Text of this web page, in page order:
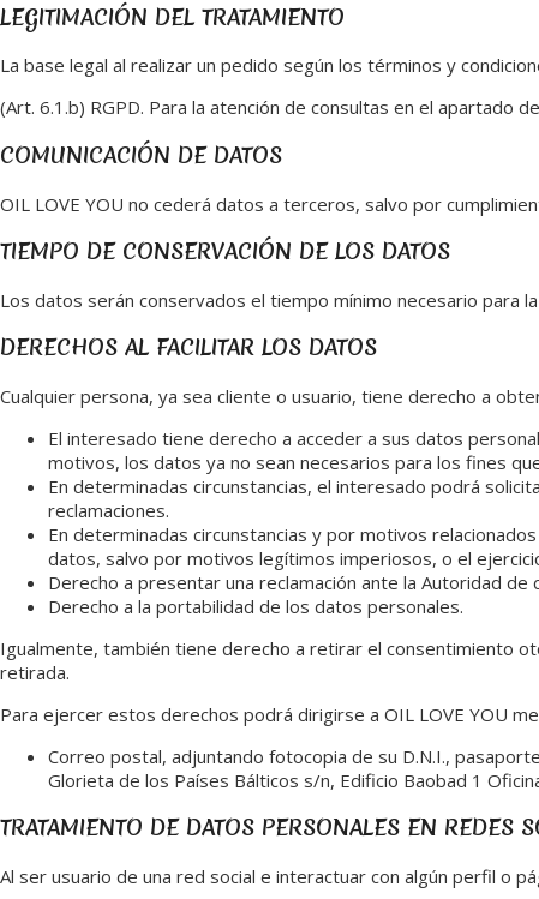
LEGITIMACIÓN DEL TRATAMIENTO
La base legal al realizar un pedido según los términos y
(Art. 6.1.b) RGPD. Para la atención de consultas en el apartado
COMUNICACIÓN DE DATOS
OIL LOVE YOU no cederá datos a terceros, salvo por
TIEMPO DE CONSERVACIÓN DE LOS DATOS
Los datos serán conservados el tiempo mínimo necesario para
DERECHOS AL FACILITAR LOS DATOS
Cualquier persona, ya sea cliente o usuario, tiene derecho a
El interesado tiene derecho a acceder a sus datos
motivos, los datos ya no sean necesarios para los fines
En determinadas circunstancias, el interesado podrá
reclamaciones.
En determinadas circunstancias y por motivos
datos, salvo por motivos legítimos imperiosos, o el
Derecho a presentar una reclamación ante la Autoridad
Derecho a la portabilidad de los datos personales.
Igualmente, también tiene derecho a retirar el consentimiento
retirada.
Para ejercer estos derechos podrá dirigirse a OIL LOVE YOU
Correo postal, adjuntando fotocopia de su D.N.I.,
Glorieta de los Países Bálticos s/n, Edificio Baobad 1
TRATAMIENTO DE DATOS PERSONALES EN REDES
Al ser usuario de una red social e interactuar con algún perfil o